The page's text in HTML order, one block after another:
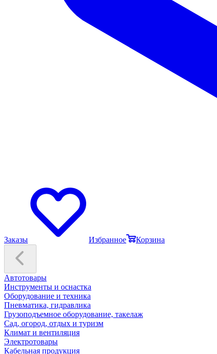
Заказы Избранное Корзина
Автотовары
Инструменты и оснастка
Оборудование и техника
Пневматика, гидравлика
Грузоподъемное оборудование, такелаж
Сад, огород, отдых и туризм
Климат и вентиляция
Электротовары
Кабельная продукция